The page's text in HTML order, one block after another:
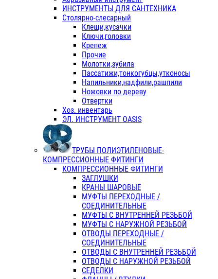
ИНСТРУМЕНТЫ ДЛЯ САНТЕХНИКА
Столярно-слесарный
Клещи,кусачки
Ключи,головки
Крепеж
Прочие
Молотки,зубила
Пассатижи,тонкогубцы,утконосы
Напильники,надфили,рашпили
Ножовки по дереву
Отвертки
Хоз. инвентарь
ЭЛ. ИНСТРУМЕНТ OASIS
ТРУБЫ ПОЛИЭТИЛЕНОВЫЕ-
КОМПРЕССИОННЫЕ ФИТИНГИ
КОМПРЕССИОННЫЕ ФИТИНГИ
ЗАГЛУШКИ
КРАНЫ ШАРОВЫЕ
МУФТЫ ПЕРЕХОДНЫЕ /
СОЕДИНИТЕЛЬНЫЕ
МУФТЫ С ВНУТРЕННЕЙ РЕЗЬБОЙ
МУФТЫ С НАРУЖНОЙ РЕЗЬБОЙ
ОТВОДЫ ПЕРЕХОДНЫЕ /
СОЕДИНИТЕЛЬНЫЕ
ОТВОДЫ С ВНУТРЕННЕЙ РЕЗЬБОЙ
ОТВОДЫ С НАРУЖНОЙ РЕЗЬБОЙ
СЕДЕЛКИ